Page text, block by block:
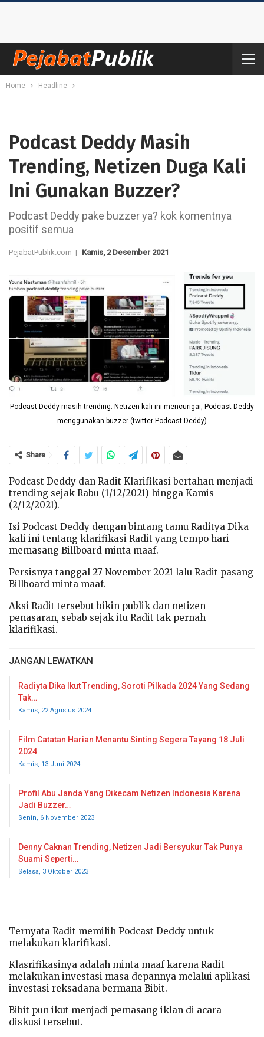
Home Headline
Podcast Deddy Masih
Trending, Netizen Duga Kali
Ini Gunakan Buzzer?
Podcast Deddy pake buzzer ya? kok komentnya
positif semua
PejabatPublik.com | Kamis, 2 Desember 2021
Podcast Deddy masih trending. Netizen kali ini mencurigai, Podcast Deddy
menggunakan buzzer (twitter Podcast Deddy)
Share
Podcast Deddy dan Radit Klarifikasi bertahan menjadi
trending sejak Rabu (1/12/2021) hingga Kamis
(2/12/2021).
Isi Podcast Deddy dengan bintang tamu Raditya Dika
kali ini tentang klarifikasi Radit yang tempo hari
memasang Billboard minta maaf.
Persisnya tanggal 27 November 2021 lalu Radit pasang
Billboard minta maaf.
Aksi Radit tersebut bikin publik dan netizen
penasaran, sebab sejak itu Radit tak pernah
klarifikasi.
JANGAN LEWATKAN
Radiyta Dika Ikut Trending, Soroti Pilkada 2024 Yang Sedang
Tak…
Kamis, 22 Agustus 2024
Film Catatan Harian Menantu Sinting Segera Tayang 18 Juli
2024
Kamis, 13 Juni 2024
Profil Abu Janda Yang Dikecam Netizen Indonesia Karena
Jadi Buzzer…
Senin, 6 November 2023
Denny Caknan Trending, Netizen Jadi Bersyukur Tak Punya
Suami Seperti…
Selasa, 3 Oktober 2023
Ternyata Radit memilih Podcast Deddy untuk
melakukan klarifikasi.
Klasrifikasinya adalah minta maaf karena Radit
melakukan investasi masa depannya melalui aplikasi
investasi reksadana bermana Bibit.
Bibit pun ikut menjadi pemasang iklan di acara
diskusi tersebut.